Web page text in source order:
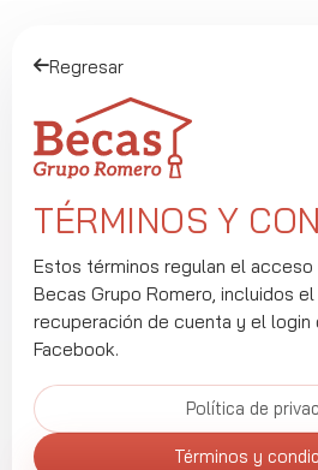
Regresar
TÉRMINOS Y
Estos términos regulan el
Becas Grupo Romero, incluidos
recuperación de cuenta y el login
Facebook.
Política de
Términos y